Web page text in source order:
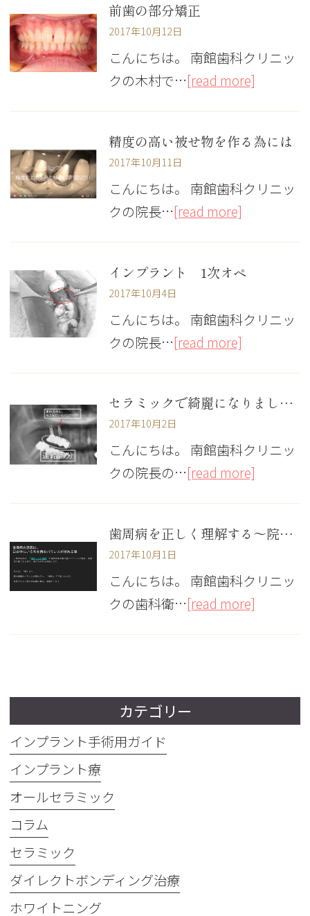
前歯の部分矯正
2017年10月12日
こんにちは。 南館歯科クリニッ
クの木村で…[read more]
精度の高い被せ物を作る為には
2017年10月11日
こんにちは。 南館歯科クリニッ
クの院長…[read more]
インプラント 1次オペ
2017年10月4日
こんにちは。 南館歯科クリニッ
クの院長…[read more]
セラミックで綺麗になりました。
2017年10月2日
こんにちは。 南館歯科クリニッ
クの院長の…[read more]
歯周病を正しく理解する～院内勉強会にて～
2017年10月1日
こんにちは。 南館歯科クリニッ
クの歯科衛…[read more]
カテゴリー
インプラント手術用ガイド
インプラント療
オールセラミック
コラム
セラミック
ダイレクトボンディング治療
ホワイトニング